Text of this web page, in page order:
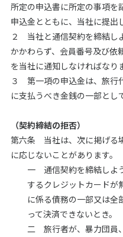
所定の申込書に所定の事項を
申込金とともに、当社に提出
２ 当社と通信契約を締結し
かかわらず、会員番号及び依
を当社に通知しなければなり
３ 第一項の申込金は、旅行
に支払うべき金銭の一部とし
（契約締結の拒否）
第六条 当社は、次に掲げる
に応じないことがあります。
一 通信契約を締結しよ
するクレジットカードが
に係る債務の一部又は全
って決済できないとき。
二 旅行者が、暴力団員